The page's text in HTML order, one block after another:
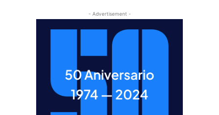
- Advertisement -